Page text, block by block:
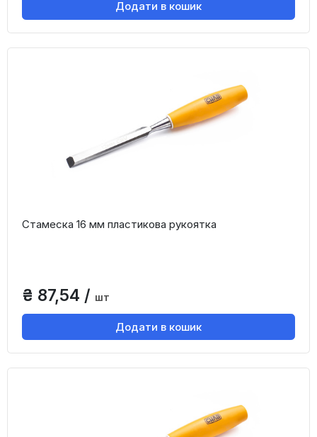
Додати в кошик
Стамеска 16 мм пластикова рукоятка
₴ 87,54 / шт
Додати в кошик